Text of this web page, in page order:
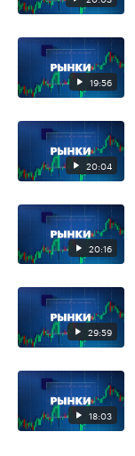
19:56
20:04
20:16
29:59
18:03